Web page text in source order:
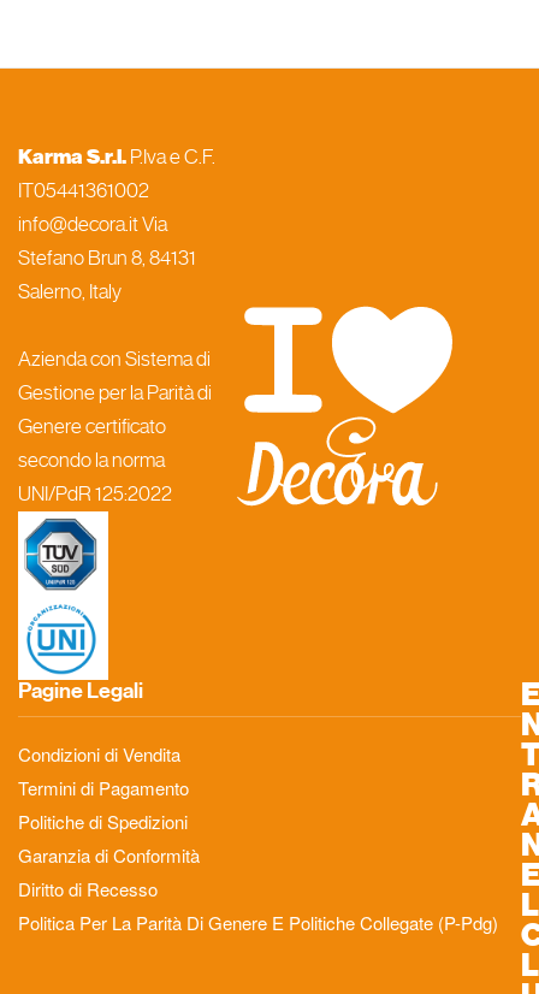
Karma S.r.l. P.Iva e C.F.
IT05441361002
info@decora.it Via
Stefano Brun 8, 84131
Salerno, Italy
Azienda con Sistema di
Gestione per la Parità di
Genere certificato
secondo la norma
UNI/PdR 125:2022
Pagine Legali
Condizioni di Vendita
Termini di Pagamento
Politiche di Spedizioni
Garanzia di Conformità
Diritto di Recesso
Politica Per La Parità Di Genere E Politiche Collegate (P-Pdg)
L
L